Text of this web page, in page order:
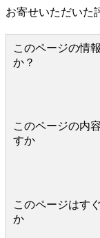
お寄せいただいた
このページの情
か？
このページの内
すか
このページはす
か